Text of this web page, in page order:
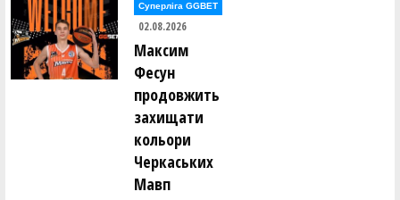
катерина Обоянська ()
Олег Овчаренко ()
Арніс Озолс ()
Ірина Олейник ()
Євгеній Ольховський ()
Олександр Опарін ()
Валерія Опицько ()
Ганна Панамарьова ()
Суперліга GGBET
02.08.2026
Максим
Фесун
продовжить
захищати
кольори
Черкаських
Мавп